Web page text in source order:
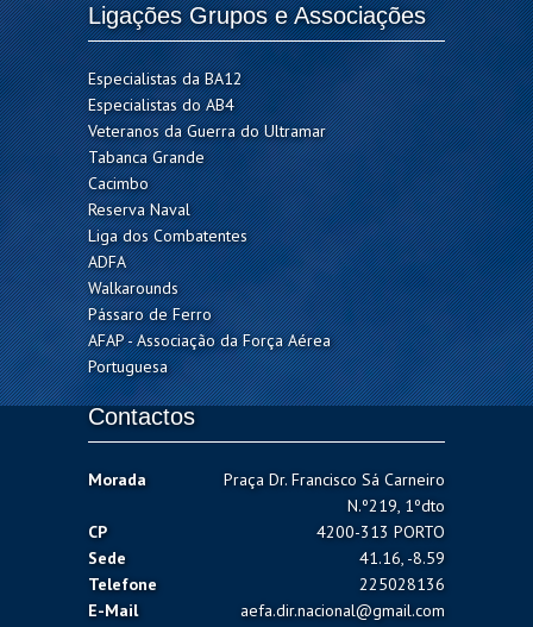
Ligações Grupos e Associações
Especialistas da BA12
Especialistas do AB4
Veteranos da Guerra do Ultramar
Tabanca Grande
Cacimbo
Reserva Naval
Liga dos Combatentes
ADFA
Walkarounds
Pássaro de Ferro
AFAP - Associação da Força Aérea
Portuguesa
Contactos
Morada
Praça Dr. Francisco Sá Carneiro
N.º219, 1ºdto
CP
4200-313 PORTO
Sede
41.16, -8.59
Telefone
225028136
E-Mail
aefa.dir.nacional@gmail.com